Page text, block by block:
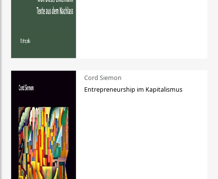
Cord Siemon
Entrepreneurship im Kapitalismus